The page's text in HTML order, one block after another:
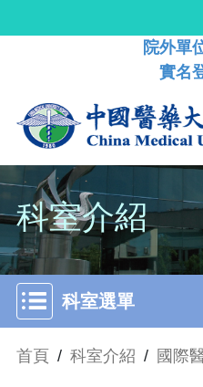
院外單
實名
科室介紹
科室選單
首頁 / 科室介紹 / 國際